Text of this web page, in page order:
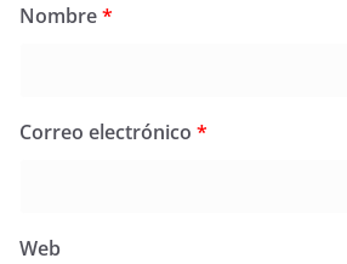
Nombre*
Correo electrónico *
Web